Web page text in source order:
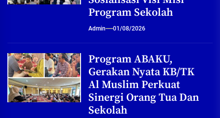
Program Sekolah
Admin 01/08/2026
Program ABAKU,
Gerakan Nyata KB/TK
Al Muslim Perkuat
Sinergi Orang Tua Dan
Sekolah